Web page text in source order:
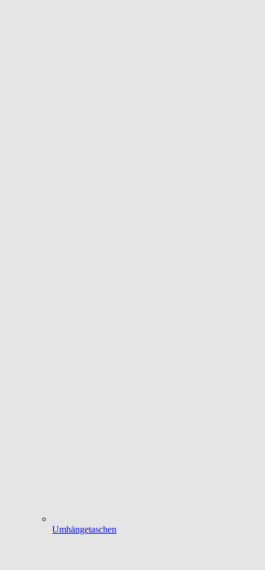
Umhängetaschen